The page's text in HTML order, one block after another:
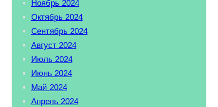
Ноябрь 2024
Октябрь 2024
Сентябрь 2024
Август 2024
Июль 2024
Июнь 2024
Май 2024
Апрель 2024